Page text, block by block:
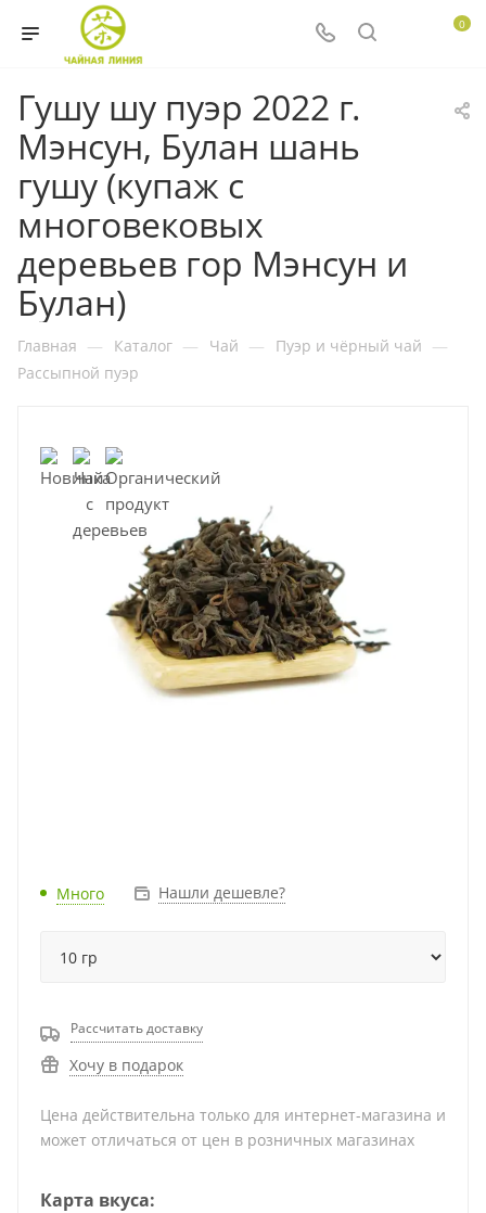
0
Гушу шу пуэр 2022 г.
Мэнсун, Булан шань
гушу (купаж с
многовековых
деревьев гор Мэнсун и
Булан)
Главная — Каталог — Чай — Пуэр и чёрный чай —
Рассыпной пуэр
Много Нашли дешевле?
Рассчитать доставку
Хочу в подарок
Цена действительна только для интернет-магазина и
может отличаться от цен в розничных магазинах
Карта вкуса: